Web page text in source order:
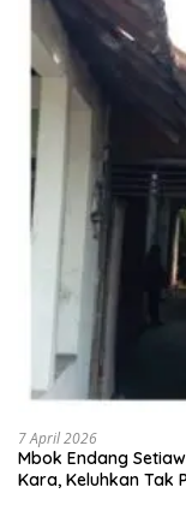
7 April 2026
Mbok Endang
Kara, Keluhkan Tak